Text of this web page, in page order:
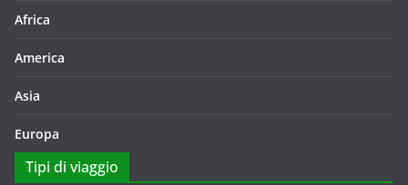
Africa
America
Asia
Europa
Tipi di viaggio